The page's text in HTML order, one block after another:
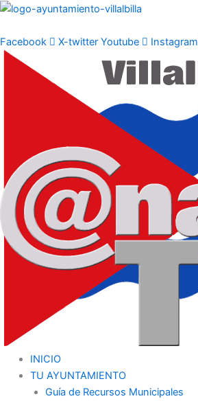
Ir
contenido
Facebook X-twitter Youtube Instagram
INICIO
TU AYUNTAMIENTO
Guía de Recursos Municipales